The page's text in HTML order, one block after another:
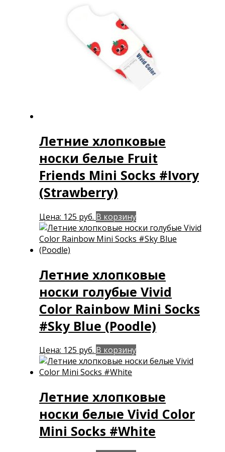
Летние хлопковые
носки белые Fruit
Friends Mini Socks #Ivory
(Strawberry)
Цена: 125 руб. В корзину
Летние хлопковые
носки голубые Vivid
Color Rainbow Mini Socks
#Sky Blue (Poodle)
Цена: 125 руб. В корзину
Летние хлопковые
носки белые Vivid Color
Mini Socks #White